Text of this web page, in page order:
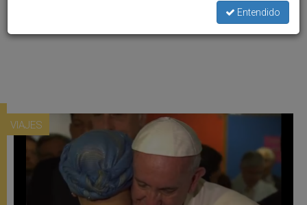
VIAJES
Entendido